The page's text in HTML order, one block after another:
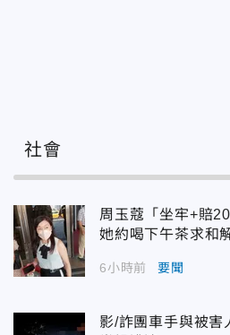
社會
周玉蔻「坐牢+賠
她約喝下午茶求和
6小時前 要聞
影/詐團車手與被